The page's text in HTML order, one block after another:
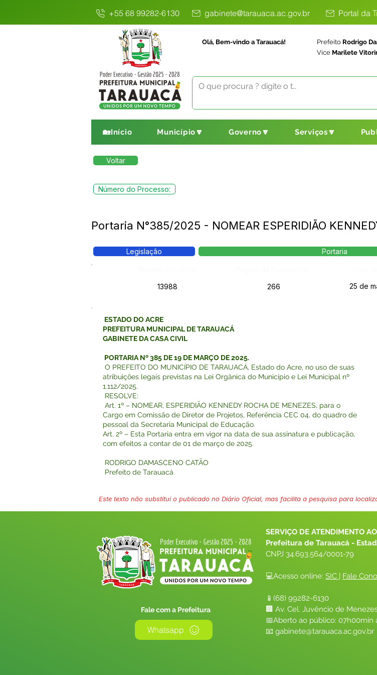
+55 68 99282-6130 gabinete@tarauaca.ac.gov.br Portal da
Olá, Bem-vindo a Tarauacá! Prefeito Rodrigo
Vice Marilete
🏡Início Município🔽 Governo🔽 Serviços🔽
Voltar
Número do Processo:
Portaria N°385/2025 - NOMEAR ESPERIDIÃO
Legislação Portaria
13988
266 25 de
ESTADO DO ACRE
PREFEITURA MUNICIPAL DE TARAUACÁ
GABINETE DA CASA CIVIL
PORTARIA Nº 385 DE 19 DE MARÇO DE 2025.
O PREFEITO DO MUNICÍPIO DE TARAUACÁ, Estado do Acre, no uso de suas
atribuições legais previstas na Lei Orgânica do Município e Lei Municipal nº
1.112/2025.
RESOLVE:
Art. 1º – NOMEAR, ESPERIDIÃO KENNEDY ROCHA DE MENEZES, para o
Cargo em Comissão de Diretor de Projetos, Referência CEC 04, do quadro de
pessoal da Secretaria Municipal de Educação.
Art. 2º – Esta Portaria entra em vigor na data de sua assinatura e publicação,
com efeitos a contar de 01 de março de 2025.
RODRIGO DAMASCENO CATÃO
Prefeito de Tarauacá
Este texto não substitui o publicado no Diário Oficial, mas facilita a pesquisa para
Fale com a Prefeitura
Whatsapp
SERVIÇO DE ATENDIMENTO
Prefeitura de Tarauacá -
CNPJ 34.693.564/0001-79
💻Acesso online: SIC | Fale
📱(68) 99282-6130
🏢 Av. Cel. Juvêncio de
📅Aberto ao público: 07h00min
📧 gabinete@tarauaca.ac.gov.br